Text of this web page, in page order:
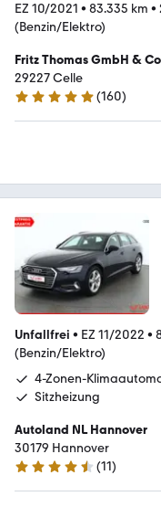
EZ 10/2021 • 83.335 km •
(Benzin/Elektro)
Fritz Thomas GmbH &
29227 Celle
4.8 Sterne
(160)
Unfallfrei • EZ 11/2022 •
(Benzin/Elektro)
4-Zonen-
Sitzheizung
Autoland NL Hannover
30179 Hannover
4.7 Sterne
(11)